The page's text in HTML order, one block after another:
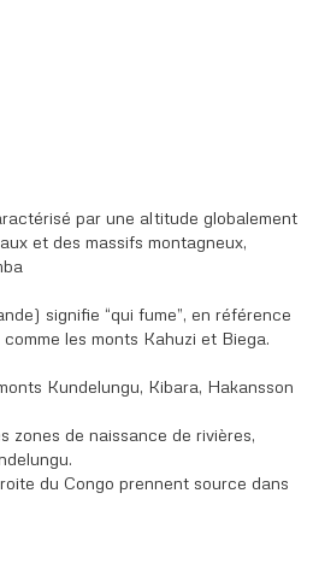
par une altitude globalement
et des massifs montagneux,
signifie “qui fume”, en référence
les monts Kahuzi et Biega.
Kundelungu, Kibara, Hakansson
zones de naissance de rivières,
du Congo prennent source dans